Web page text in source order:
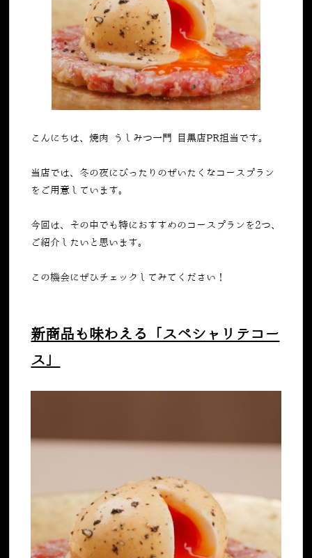
こんにちは、焼肉 うしみつ一門 目黒店PR担当です。
当店では、冬の夜にぴったりのぜいたくなコースプラン
をご用意しています。
今回は、その中でも特におすすめのコースプランを2つ、
ご紹介したいと思います。
この機会にぜひチェックしてみてください！
新商品も味わえる「スペシャリテコー
ス」